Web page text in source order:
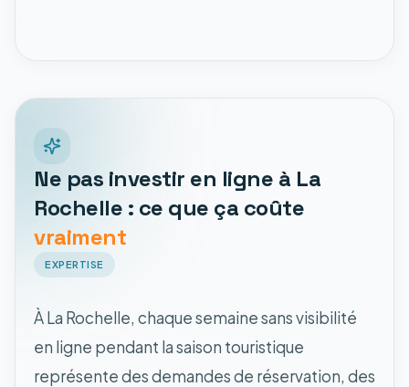
Ne pas investir en ligne à La
Rochelle : ce que ça coûte
vraiment
EXPERTISE
À La Rochelle, chaque semaine sans visibilité
en ligne pendant la saison touristique
représente des demandes de réservation, des